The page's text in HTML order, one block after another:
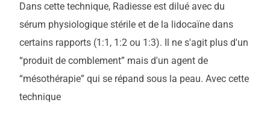
Dans cette technique, Radiesse est dilué avec du
sérum physiologique stérile et de la lidocaïne dans
certains rapports (1:1, 1:2 ou 1:3). Il ne s'agit plus d'un
“produit de comblement” mais d'un agent de
“mésothérapie” qui se répand sous la peau. Avec cette
technique